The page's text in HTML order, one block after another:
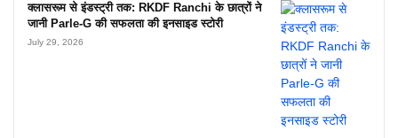
क्लासरूम से इंडस्ट्री तक: RKDF Ranchi के छात्रों ने
जानी Parle-G की सफलता की इनसाइड स्टोरी
July 29, 2026